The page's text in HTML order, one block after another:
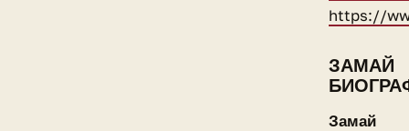
https://
ЗАМАЙ
Замай